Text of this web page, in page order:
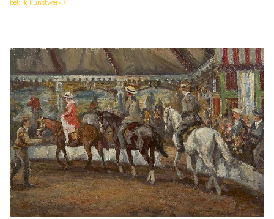
bekijk kunstwerk